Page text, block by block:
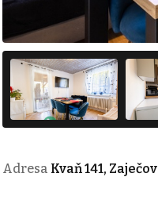
Adresa Kvaň 141, Zaječov